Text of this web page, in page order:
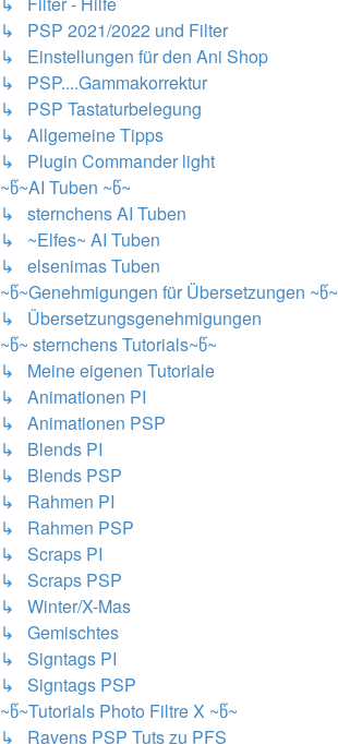
↳ PSP 2021/2022 und Filter
↳ Einstellungen für den Ani Shop
↳ PSP....Gammakorrektur
↳ PSP Tastaturbelegung
↳ Allgemeine Tipps
↳ Plugin Commander light
~წ~AI Tuben ~წ~
↳ sternchens AI Tuben
↳ ~Elfes~ AI Tuben
↳ elsenimas Tuben
~წ~Genehmigungen für Übersetzungen ~წ~
↳ Übersetzungsgenehmigungen
~წ~ sternchens Tutorials~წ~
↳ Meine eigenen Tutoriale
↳ Animationen PI
↳ Animationen PSP
↳ Blends PI
↳ Blends PSP
↳ Rahmen PI
↳ Rahmen PSP
↳ Scraps PI
↳ Scraps PSP
↳ Winter/X-Mas
↳ Gemischtes
↳ Signtags PI
↳ Signtags PSP
~წ~Tutorials Photo Filtre X ~წ~
↳ Ravens PSP Tuts zu PFS